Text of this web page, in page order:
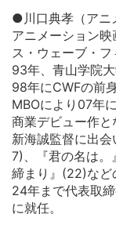
●川口典孝（アニ
アニメーション
ス・ウェーブ・フ
93年、青山学院
98年にCWFの前
MBOにより07年に
商業デビュー作
新海誠監督に出
7)、『君の名は。
締まり』(22)など
24年まで代表取
に就任。